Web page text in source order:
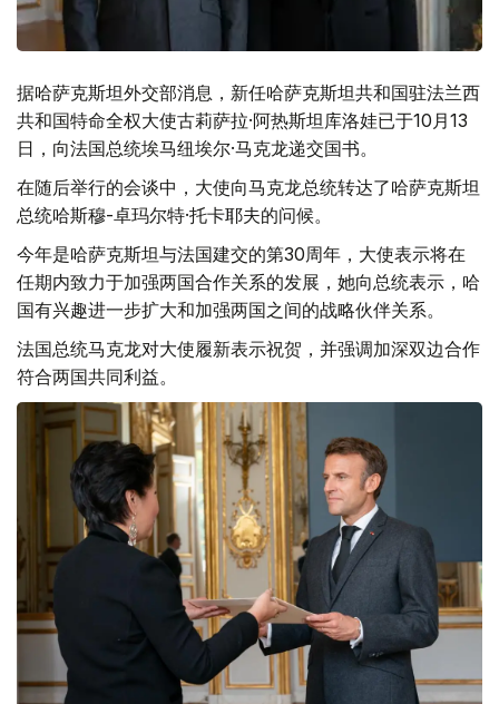
据哈萨克斯坦外交部消息，新任哈萨克斯坦共和国驻法兰西
共和国特命全权大使古莉萨拉·阿热斯坦库洛娃已于10月13
日，向法国总统埃马纽埃尔·马克龙递交国书。
在随后举行的会谈中，大使向马克龙总统转达了哈萨克斯坦
总统哈斯穆-卓玛尔特·托卡耶夫的问候。
今年是哈萨克斯坦与法国建交的第30周年，大使表示将在
任期内致力于加强两国合作关系的发展，她向总统表示，哈
国有兴趣进一步扩大和加强两国之间的战略伙伴关系。
法国总统马克龙对大使履新表示祝贺，并强调加深双边合作
符合两国共同利益。